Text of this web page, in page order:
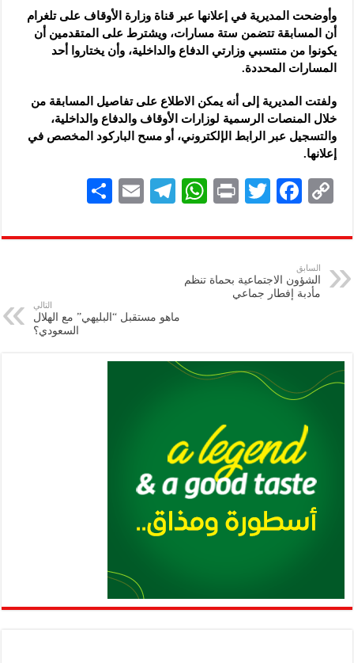
وأوضحت المديرية في إعلانها عبر قناة وزارة الأوقاف على تلغرام
أن ‏المسابقة تتضمن ستة مسارات، ويشترط على المتقدمين أن
يكونوا من منتسبي وزارتي الدفاع ‏والداخلية، وأن يختاروا أحد
المسارات المحددة.
ولفتت المديرية إلى أنه يمكن الاطلاع على تفاصيل المسابقة من
خلال ‏المنصات الرسمية لوزارات الأوقاف والدفاع والداخلية،
والتسجيل عبر الرابط ال‏إلكتروني، أو مسح الباركود المخصص في
إعلانها.
C
p
y
Li
F
eb
k
T
tt
P
nt
W
at
p
Te
gr
E
ai
ar
السابق
الشؤون الاجتماعية بحماة تنظم
مأدبة إفطار جماعي
التالي
ماهو مستقبل “البليهي” مع الهلال
السعودي؟